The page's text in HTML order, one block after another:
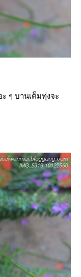
ๆ บานเต็มทุ่งจะ